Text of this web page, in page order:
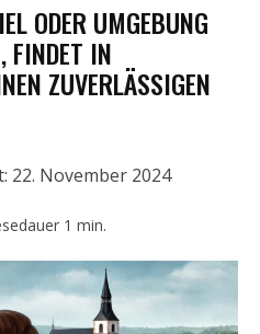
ODER UMGEBUNG
FINDET IN
ZUVERLÄSSIGEN
22. November 2024
1 min.